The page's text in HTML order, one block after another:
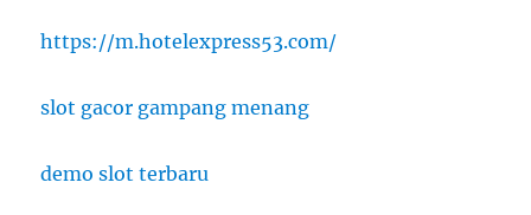
https://m.hotelexpress53.com/
slot gacor gampang menang
demo slot terbaru